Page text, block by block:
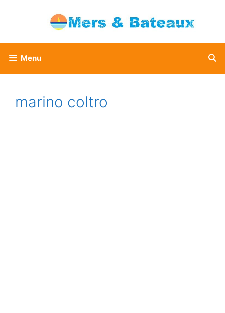
Menu
marino coltro